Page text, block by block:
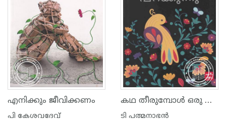
എനിക്കും ജീവിക്കണം
പി കേശവദേവ്‌
കഥ തീരുമ്പോള്‍ ഒരു വാനമ്പാടി പറക്കുന്നു
ടി പത്മനാഭന്‍